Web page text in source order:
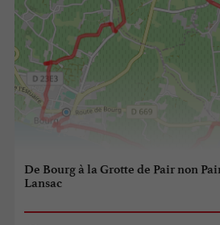
De Bourg à la Grotte de Pair non
Lansac